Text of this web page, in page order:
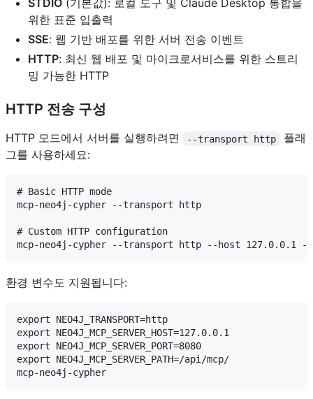
STDIO (기본값): 로컬 도구 및 Claude Desktop 통합을
위한 표준 입출력
SSE: 웹 기반 배포를 위한 서버 전송 이벤트
HTTP: 최신 웹 배포 및 마이크로서비스를 위한 스트리
밍 가능한 HTTP
HTTP 전송 구성
HTTP 모드에서 서버를 실행하려면 --transport http
플래
그를 사용하세요:
# Basic HTTP mode
mcp-neo4j-cypher --transport http
# Custom HTTP configuration
환경 변수도 지원됩니다:
export NEO4J_TRANSPORT=http
export NEO4J_MCP_SERVER_HOST=127.0.0.1
export NEO4J_MCP_SERVER_PORT=8080
export NEO4J_MCP_SERVER_PATH=/api/mcp/